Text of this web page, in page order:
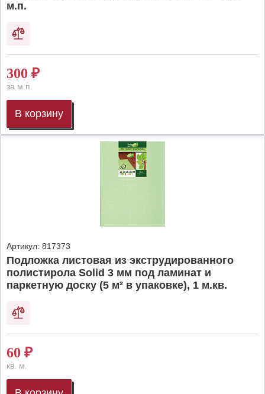
м.п.
300 ₽
за м.п.
В корзину
Артикул: 817373
Подложка листовая из экструдированного
полистирола Solid 3 мм под ламинат и
паркетную доску (5 м² в упаковке), 1 м.кв.
60 ₽
кв. м.